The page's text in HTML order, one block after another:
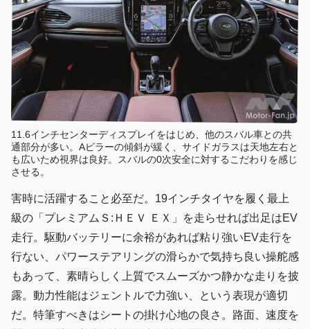
11.6インチセンターディスプレイをはじめ、他のスバル車との共
通部分が多い。Aピラーの傾斜が緩く、サイドガラスは天地左右と
も広いため視界は良好。スバルの0次安全に対するこだわりを感じ
させる。
害時に活躍すること必至だ。19インチタイヤを履く最上
級の「プレミアムＳ:ＨＥＶ ＥＸ」を走らせれば出足はEV
走行。駆動バッテリーに余裕があれば粘り強いEV走行を
行ない、パワーステアリングの滑らかで気持ち良い操舵感
もあって、素晴らしく上質でスムーズかつ静かな走りを披
露。動力性能はジェントルで力強い、という表現が適切
だ。特筆すべきはシートの掛け心地の良さ。路面、速度を